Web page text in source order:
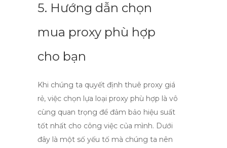
5. Hướng dẫn chọn
mua proxy phù hợp
cho bạn
Khi chúng ta quyết định thuê proxy giá
rẻ, việc chọn lựa loại proxy phù hợp là vô
cùng quan trọng để đảm bảo hiệu suất
tốt nhất cho công việc của mình. Dưới
đây là một số yếu tố mà chúng ta nên